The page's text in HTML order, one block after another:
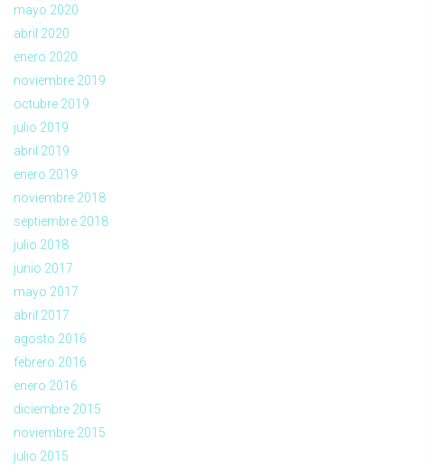
mayo 2020
abril 2020
enero 2020
noviembre 2019
octubre 2019
julio 2019
abril 2019
enero 2019
noviembre 2018
septiembre 2018
julio 2018
junio 2017
mayo 2017
abril 2017
agosto 2016
febrero 2016
enero 2016
diciembre 2015
noviembre 2015
julio 2015